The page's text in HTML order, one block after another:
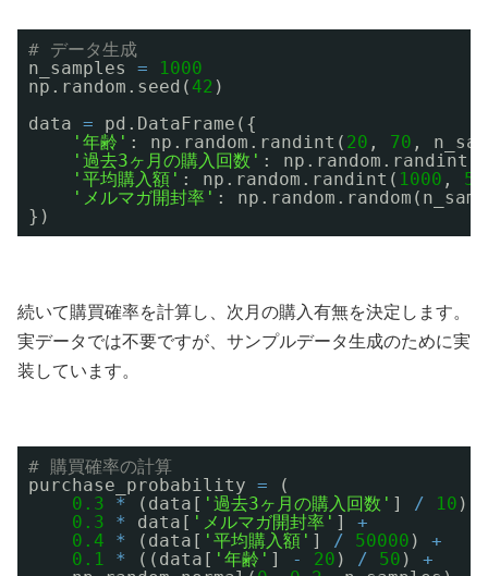
# データ生成
n_samples =
1000
np.random.seed( 42 )
data =
pd.DataFrame({
'年齢' : np.random.randint( 20 , 70 ,
'過去3ヶ月の購入回数' : np.random.randint(
'平均購入額' : np.random.randint( 1000 ,
'メルマガ開封率' :
})
続いて購買確率を計算し、次月の購入有無を決定します。
実データでは不要ですが、サンプルデータ生成のために実
装しています。
# 購買確率の計算
purchase_probability =
(
0.3
* (data[ '過去3ヶ月の購入回数' ] / 10 )
0.3
* data[ 'メルマガ開封率' ] +
0.4
* (data[ '平均購入額' ] / 50000 ) +
0.1
* ((data[ '年齢' ] - 20 ) / 50 ) +